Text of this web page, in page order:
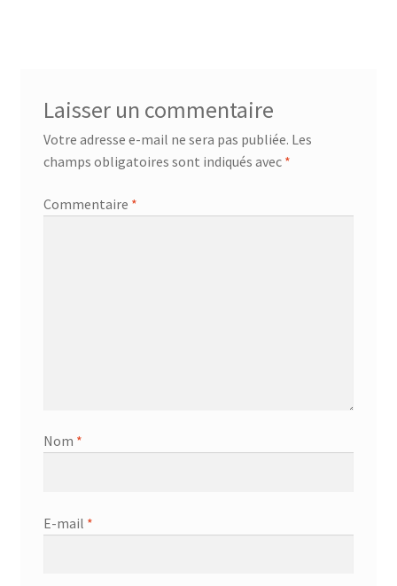
Laisser un commentaire
Votre adresse e-mail ne sera pas publiée. Les
champs obligatoires sont indiqués avec *
Commentaire *
Nom *
E-mail *